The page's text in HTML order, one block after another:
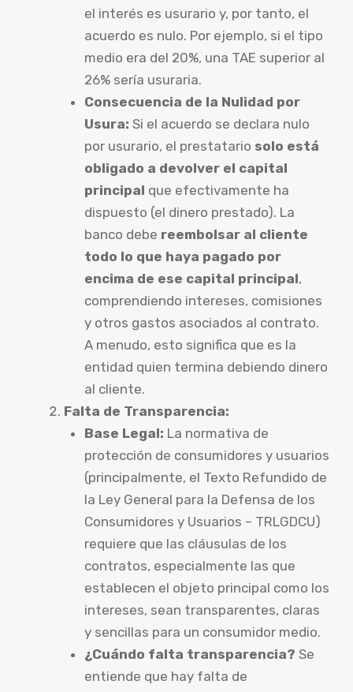
el interés es usurario y, por tanto, el
acuerdo es nulo. Por ejemplo, si el tipo
medio era del 20%, una TAE superior al
26% sería usuraria.
Consecuencia de la Nulidad por
Usura: Si el acuerdo se declara nulo
por usurario, el prestatario solo está
obligado a devolver el capital
principal que efectivamente ha
dispuesto (el dinero prestado). La
banco debe reembolsar al cliente
todo lo que haya pagado por
encima de ese capital principal,
comprendiendo intereses, comisiones
y otros gastos asociados al contrato.
A menudo, esto significa que es la
entidad quien termina debiendo dinero
al cliente.
Falta de Transparencia:
Base Legal: La normativa de
protección de consumidores y usuarios
(principalmente, el Texto Refundido de
la Ley General para la Defensa de los
Consumidores y Usuarios – TRLGDCU)
requiere que las cláusulas de los
contratos, especialmente las que
establecen el objeto principal como los
intereses, sean transparentes, claras
y sencillas para un consumidor medio.
¿Cuándo falta transparencia? Se
entiende que hay falta de